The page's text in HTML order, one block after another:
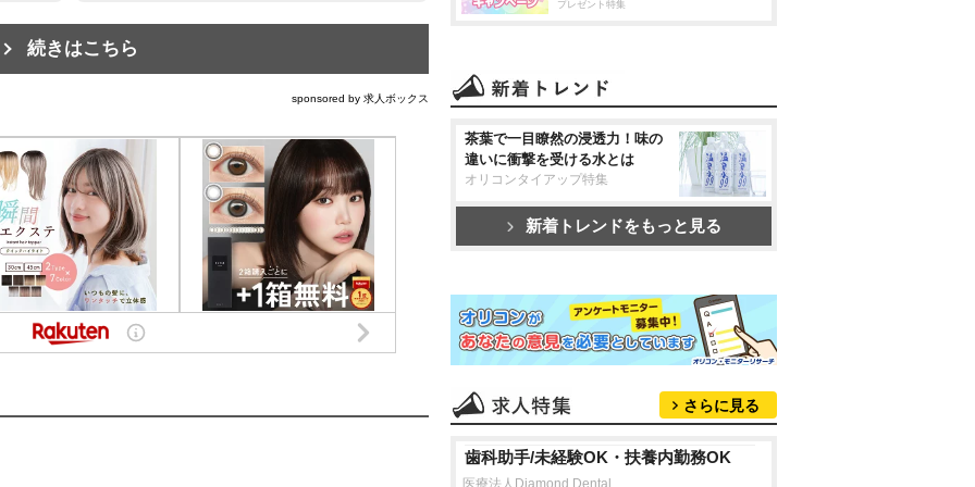
続きはこちら
sponsored by 求人ボックス
プレゼント特集
茶葉で一目瞭然の浸透力！味の
違いに衝撃を受ける水とは
オリコンタイアップ特集
新着トレンドをもっと見る
さらに見る
歯科助手/未経験OK・扶養内勤務OK
医療法人Diamond Dental